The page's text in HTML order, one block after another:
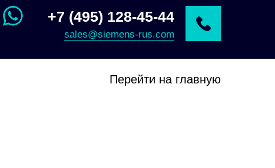
+7 (495) 128-45-44
sales@siemens-rus.com
Перейти на главную